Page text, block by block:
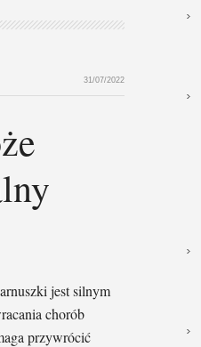
31/07/2022
jest silnym
chorób
przywrócić